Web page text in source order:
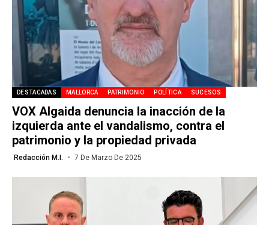
DESTACADAS MALLORCA PATRIMONIO POLÍTICA SUCESOS
VOX Algaida denuncia la inacción de la
izquierda ante el vandalismo, contra el
patrimonio y la propiedad privada
Redacción M.I. 7 De Marzo De 2025